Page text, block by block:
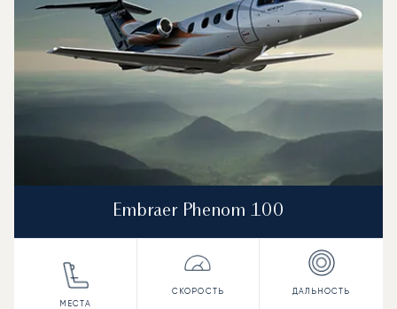
Embraer Phenom 100